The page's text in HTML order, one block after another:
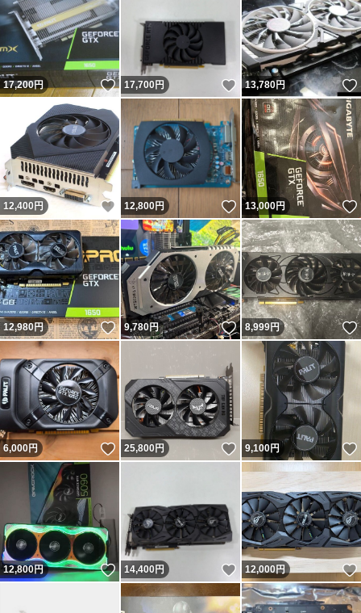
17,200円 いいね！
17,700円 いいね！
13,780円
12,400 円 いいね！
12,800円 いいね！
13,000円
12,980円 いいね！
9,780円 いいね！
8,999円
6,000円 いいね！
25,800円 いいね！
9,100円
12,800円 いいね！
14,400円 いいね！
12,000 円